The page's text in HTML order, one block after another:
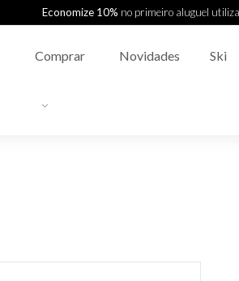
Economize 10% no primeiro aluguel
Comprar Novidades Ski